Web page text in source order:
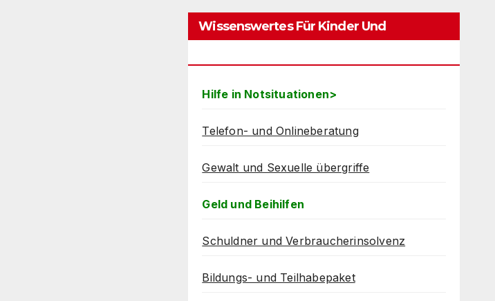
Wissenswertes Für Kinder Und
Hilfe in Notsituationen>
Telefon- und Onlineberatung
Gewalt und Sexuelle übergriffe
Geld und Beihilfen
Schuldner und Verbraucherinsolvenz
Bildungs- und Teilhabepaket